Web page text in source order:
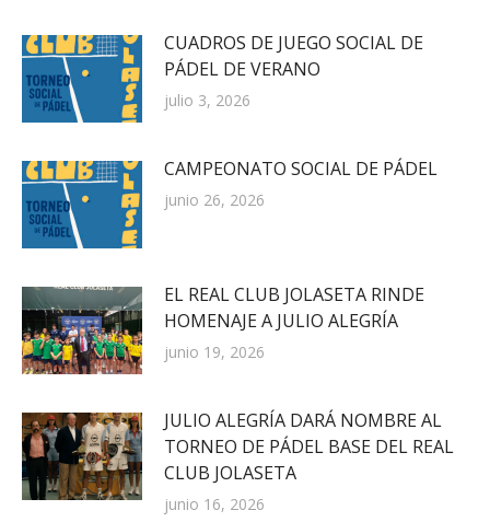
CUADROS DE JUEGO SOCIAL DE
PÁDEL DE VERANO
julio 3, 2026
CAMPEONATO SOCIAL DE PÁDEL
junio 26, 2026
EL REAL CLUB JOLASETA RINDE
HOMENAJE A JULIO ALEGRÍA
junio 19, 2026
JULIO ALEGRÍA DARÁ NOMBRE AL
TORNEO DE PÁDEL BASE DEL REAL
CLUB JOLASETA
junio 16, 2026